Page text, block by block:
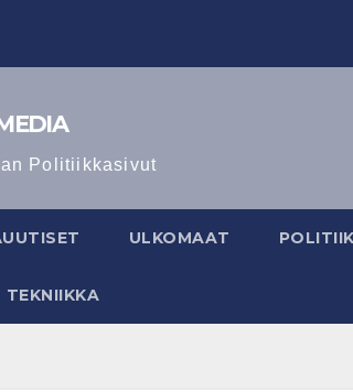
Politiikkasivut
ULKOMAAT
TEKNIIKKA